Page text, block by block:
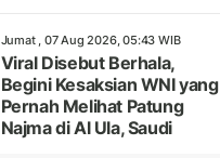
Jumat , 07 Aug 2026, 05:43 WIB
Viral Disebut Berhala,
Begini Kesaksian WNI yang
Pernah Melihat Patung
Najma di Al Ula, Saudi